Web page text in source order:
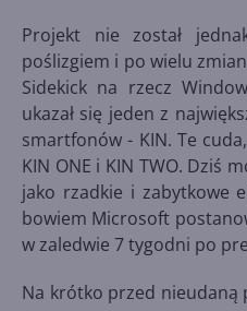
Projekt nie został
poślizgiem i po wielu
Sidekick na rzecz
ukazał się jeden z
smartfonów - KIN. Te
KIN ONE i KIN TWO. Dziś
jako rzadkie i zabytkowe
bowiem Microsoft
w zaledwie 7 tygodni po
Na krótko przed nieudaną